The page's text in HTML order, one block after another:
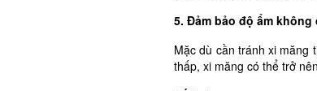
5. Đảm bảo độ ẩm không
Mặc dù cần tránh xi măng
thấp, xi măng có thể trở